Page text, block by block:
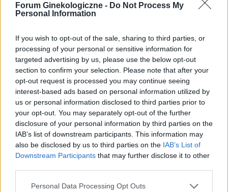
Forum Ginekologiczne - Do Not Process My
Personal Information
If you wish to opt-out of the sale, sharing to third parties, or
processing of your personal or sensitive information for
targeted advertising by us, please use the below opt-out
section to confirm your selection. Please note that after your
opt-out request is processed you may continue seeing
interest-based ads based on personal information utilized by
us or personal information disclosed to third parties prior to
your opt-out. You may separately opt-out of the further
disclosure of your personal information by third parties on the
IAB’s list of downstream participants. This information may
also be disclosed by us to third parties on the IAB’s List of
Downstream Participants that may further disclose it to other
Personal Data Processing Opt Outs
Wyskoczył mi taki guzek na wardze sromowej
gdy się dotyka. Co to może być ? Czy to źle
wygląda?
Forum:Ginekologia - forum dla rodziny i
pacjentki
tosiapolak
Osocze bogatoplytkowe
Cześć, Z różnymi infekcjami intymnymi
zmagałam sie prawie dwa lata. Po długich
leczeniach udało mi sie z tego wyjść. Jednakze
problem pozostał, czuję ciągły dyskomfort oraz